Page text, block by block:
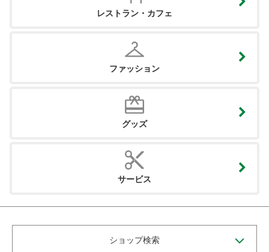
レストラン・カフェ
ファッション
グッズ
サービス
ショップ検索